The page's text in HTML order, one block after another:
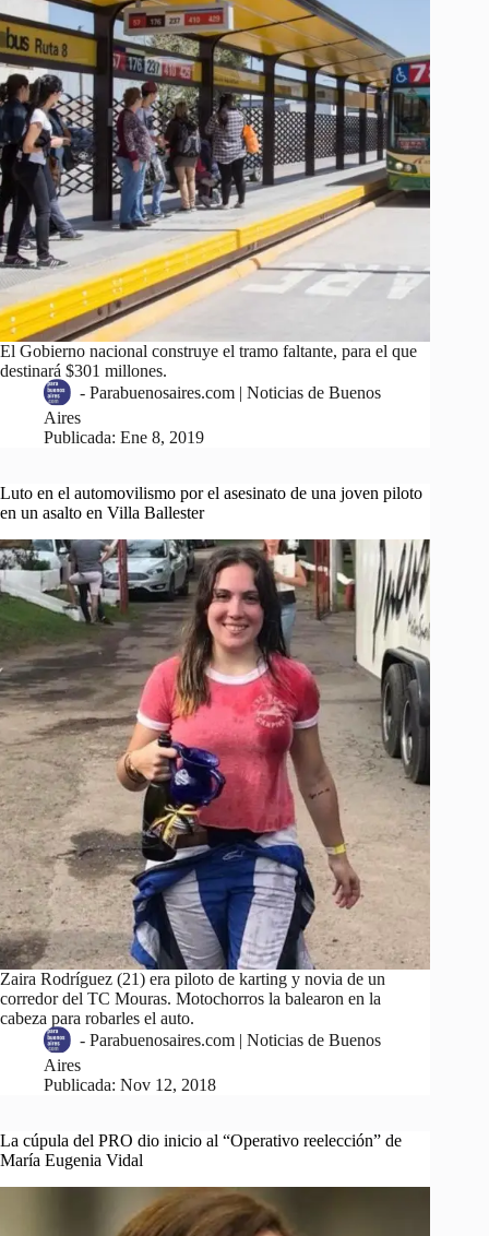
El Gobierno nacional construye el tramo faltante, para el que
destinará $301 millones.
- Parabuenosaires.com | Noticias de Buenos
Aires
Publicada: Ene 8, 2019
Luto en el automovilismo por el asesinato de una joven piloto
en un asalto en Villa Ballester
Zaira Rodríguez (21) era piloto de karting y novia de un
corredor del TC Mouras. Motochorros la balearon en la
cabeza para robarles el auto.
- Parabuenosaires.com | Noticias de Buenos
Aires
Publicada: Nov 12, 2018
La cúpula del PRO dio inicio al “Operativo reelección” de
María Eugenia Vidal